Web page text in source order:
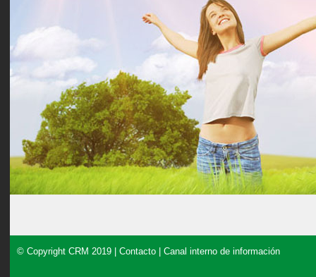
© Copyright CRM 2019 | Contacto Canal interno de información